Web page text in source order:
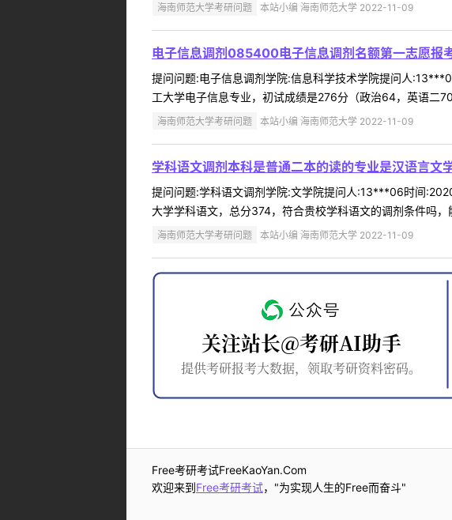
海南师范大学考研问题 本站小编 海南师范大学 2022-11-09
电子信息调剂085400电子信息调剂名额第一志愿报
提问问题:电子信息调剂学院:信息科学技术学院提问人
工大学电子信息专业，初试成绩是276分（政治64，英语二
海南师范大学考研问题 本站小编 海南师范大学 2022-11-09
学科语文调剂本科是普通二本的读的专业是汉语言文
提问问题:学科语文调剂学院:文学院提问人:13***06时间
大学学科语文，总分374，符合贵校学科语文的调剂条件吗
海南师范大学考研问题 本站小编 海南师范大学 2022-11-09
Free考研考试FreeKaoYan.Com
欢迎来到Free考研考试，"为实现人生的Free而奋斗"